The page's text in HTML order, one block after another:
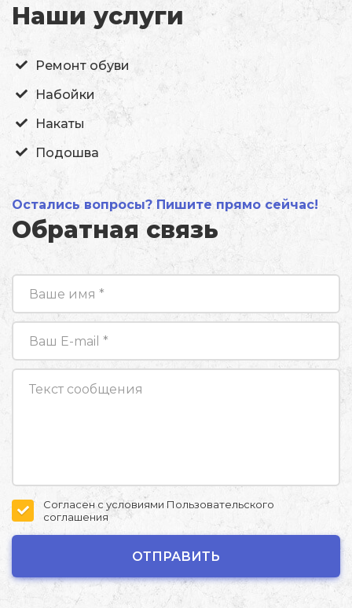
Наши услуги
Ремонт обуви
Набойки
Накаты
Подошва
Остались вопросы? Пишите прямо сейчас!
Обратная связь
Согласен с условиями Пользовательского
соглашения